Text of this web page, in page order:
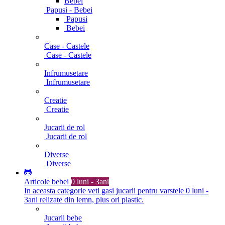
Papusi - Bebei
Papusi
Bebei
Case - Castele
Case - Castele
Infrumusetare
Infrumusetare
Creatie
Creatie
Jucarii de rol
Jucarii de rol
Diverse
Diverse
Articole bebei 0 luni - 3ani
In aceasta categorie veti gasi jucarii pentru varstele 0 luni -
3ani relizate din lemn, plus ori plastic.
Jucarii bebe